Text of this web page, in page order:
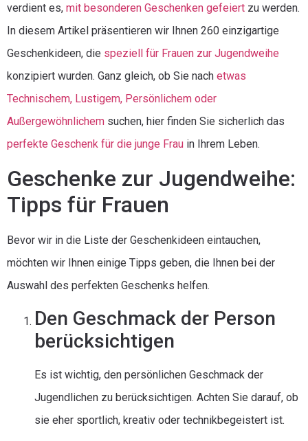
verdient es, mit besonderen Geschenken gefeiert zu werden.
In diesem Artikel präsentieren wir Ihnen 260 einzigartige
Geschenkideen, die speziell für Frauen zur Jugendweihe
konzipiert wurden. Ganz gleich, ob Sie nach etwas
Technischem, Lustigem, Persönlichem oder
Außergewöhnlichem suchen, hier finden Sie sicherlich das
perfekte Geschenk für die junge Frau in Ihrem Leben.
Geschenke zur Jugendweihe:
Tipps für Frauen
Bevor wir in die Liste der Geschenkideen eintauchen,
möchten wir Ihnen einige Tipps geben, die Ihnen bei der
Auswahl des perfekten Geschenks helfen.
Den Geschmack der Person
berücksichtigen
Es ist wichtig, den persönlichen Geschmack der
Jugendlichen zu berücksichtigen. Achten Sie darauf, ob
sie eher sportlich, kreativ oder technikbegeistert ist.